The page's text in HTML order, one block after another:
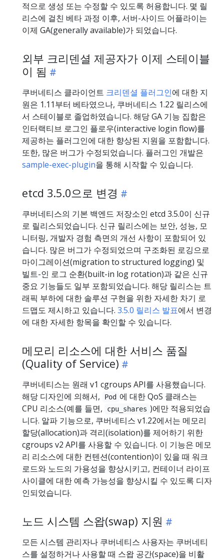
적으로 생성 또는 수정할 수 있도록 허용합니다. 몇 릴
리스에 걸친 베타 과정 이후, 서버-사이드 어플라이는
이제 GA(generally available)가 되었습니다.
외부 크리덴셜 제공자가 이제 스테이블
이 됨
쿠버네티스 클라이언트 크리덴셜 플러그인에 대한 지
원은 1.11부터 베타였으나, 쿠버네티스 1.22 릴리스에
서 스테이블로 졸업하였습니다. 해당 GA 기능 집합은
인터랙티브 로그인 플로우(interactive login flow)를
제공하는 플러그인에 대한 향상된 지원을 포함합니다.
또한, 많은 버그가 수정되었습니다. 플러그인 개발은
sample-exec-plugin을 통해 시작할 수 있습니다.
etcd 3.5.0으로 변경
쿠버네티스의 기본 백엔드 저장소인 etcd 3.5.0이 신규
로 릴리스되었습니다. 신규 릴리스에는 보안, 성능, 모
니터링, 개발자 경험 측면의 개선 사항이 포함되어 있
습니다. 많은 버그가 수정되었으며 구조화된 로깅으로
마이그레이션(migration to structured logging) 및
빌트-인 로그 순환(built-in log rotation)과 같은 신규
중요 기능들도 일부 포함되었습니다. 해당 릴리스는 트
래픽 부하에 대한 솔루션 구현을 위한 자세한 차기 로
드맵도 제시하고 있습니다. 3.5.0 릴리스 발표에서 변경
에 대한 자세한 항목을 확인할 수 있습니다.
메모리 리소스에 대한 서비스 품질
(Quality of Service)
쿠버네티스는 원래 v1 cgroups API를 사용했습니다.
해당 디자인에 의해서,
Pod 에 대한 QoS 클래스는
CPU 리소스(예를 들면,
cpu_shares )에만 적용되었습
니다. 알파 기능으로, 쿠버네티스 v1.22에서는 메모리
할당(allocation)과 격리(isolation)를 제어하기 위한
cgroups v2 API를 사용할 수 있습니다. 이 기능은 메모
리 리소스에 대한 컨텐션(contention)이 있을 때 워크
로드와 노드의 가용성을 향상시키고, 컨테이너 라이프
사이클에 대한 예측 가능성을 향상시킬 수 있도록 디자
인되었습니다.
노드 시스템 스왑(swap) 지원
모든 시스템 관리자나 쿠버네티스 사용자는 쿠버네티
스를 설정하거나 사용할 때 스왑 공간(space)을 비활